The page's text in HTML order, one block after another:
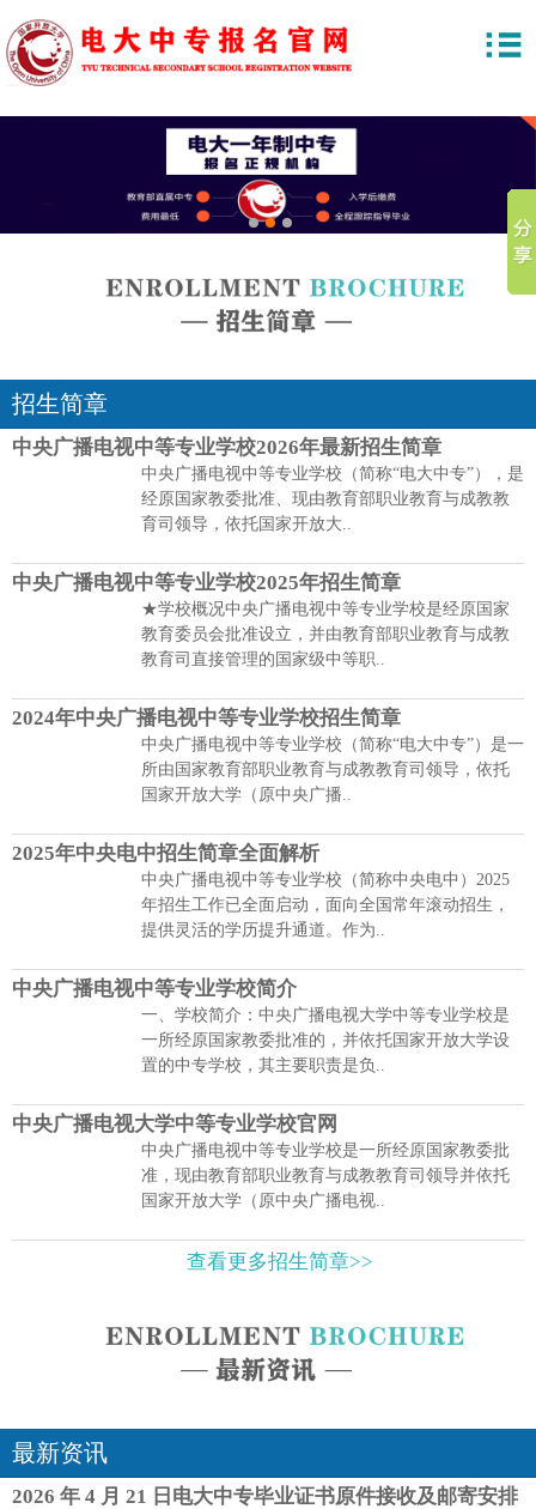
3
招生简章
中央广播电视中等专业学校2026年最新招生简章
中央广播电视中等专业学校（简称“电大中专”），是
经原国家教委批准、现由教育部职业教育与成教教
育司领导，依托国家开放大..
中央广播电视中等专业学校2025年招生简章
★学校概况中央广播电视中等专业学校是经原国家
教育委员会批准设立，并由教育部职业教育与成教
教育司直接管理的国家级中等职..
2024年中央广播电视中等专业学校招生简章
中央广播电视中等专业学校（简称“电大中专”）是一
所由国家教育部职业教育与成教教育司领导，依托
国家开放大学（原中央广播..
2025年中央电中招生简章全面解析
中央广播电视中等专业学校（简称中央电中）2025
年招生工作已全面启动，面向全国常年滚动招生，
提供灵活的学历提升通道。作为..
中央广播电视中等专业学校简介
一、学校简介：中央广播电视大学中等专业学校是
一所经原国家教委批准的，并依托国家开放大学设
置的中专学校，其主要职责是负..
中央广播电视大学中等专业学校官网
中央广播电视中等专业学校是一所经原国家教委批
准，现由教育部职业教育与成教教育司领导并依托
国家开放大学（原中央广播电视..
查看更多招生简章>>
最新资讯
2026 年 4 月 21 日电大中专毕业证书原件接收及邮寄安排